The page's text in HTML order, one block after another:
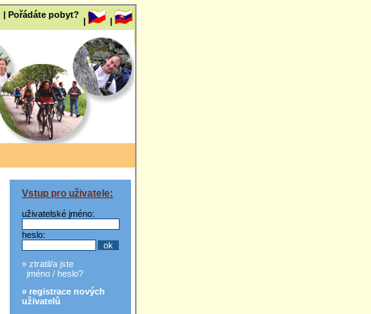
| Pořádáte pobyt?
| |
Vstup pro uživatele:
uživatelské jméno:
heslo:
» ztratil/a jste
jméno / heslo?
» registrace nových
uživatelů